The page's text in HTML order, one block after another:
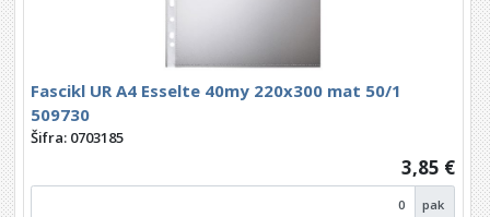
Fascikl UR A4 Esselte 40my 220x300 mat 50/1
509730
Šifra: 0703185
3,85 €
pak